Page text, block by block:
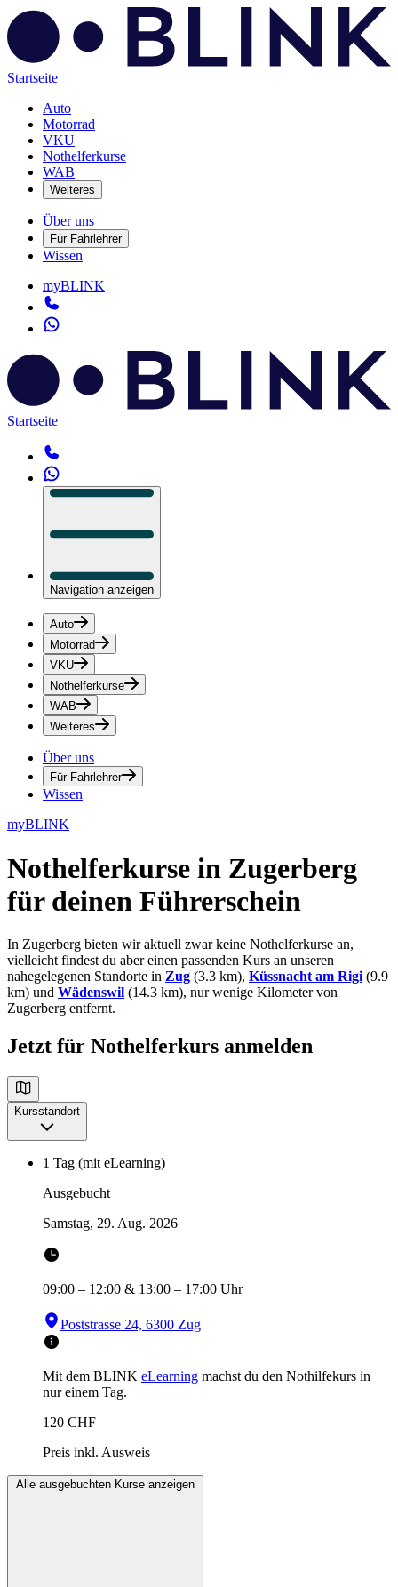
Startseite
Auto
Motorrad
VKU
Nothelferkurse
WAB
Weiteres
Über uns
Für Fahrlehrer
Wissen
myBLINK
Startseite
Navigation anzeigen
Auto
Motorrad
VKU
Nothelferkurse
WAB
Weiteres
Über uns
Für Fahrlehrer
Wissen
myBLINK
Nothelferkurse in Zugerberg
für deinen Führerschein
In Zugerberg bieten wir aktuell zwar keine Nothelferkurse an,
vielleicht findest du aber einen passenden Kurs an unseren
nahegelegenen Standorte in Zug (3.3 km), Küssnacht am Rigi (9.9
km) und Wädenswil (14.3 km), nur wenige Kilometer von
Zugerberg entfernt.
Jetzt für Nothelferkurs anmelden
Kursstandort
1 Tag (mit eLearning)
Ausgebucht
Samstag, 29. Aug. 2026
09:00 – 12:00 & 13:00 – 17:00 Uhr
Poststrasse 24, 6300 Zug
Mit dem BLINK eLearning machst du den Nothilfekurs in
nur einem Tag.
120 CHF
Preis inkl. Ausweis
Alle ausgebuchten Kurse anzeigen